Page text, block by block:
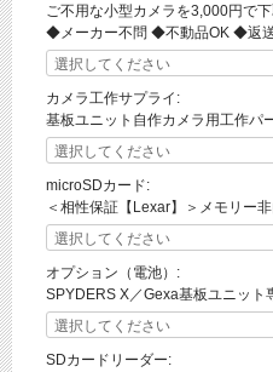
ご不用な小型カメラを3,000円で下
◆メーカー不問 ◆不動品OK ◆返
カメラ工作サプライ:
基板ユニット自作カメラ用工作パ
microSDカード:
＜相性保証【Lexar】＞メモリー
オプション（電池）:
SPYDERS X／Gexa基板ユニット
SDカードリーダー: